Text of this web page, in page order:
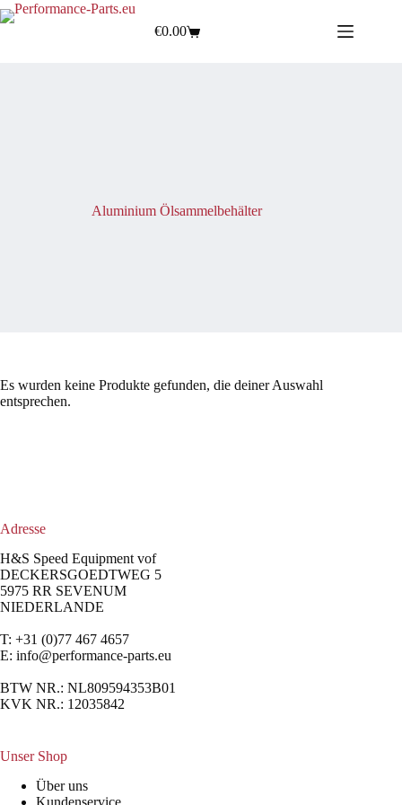
€0.00
Aluminium Ölsammelbehälter
Es wurden keine Produkte gefunden, die deiner Auswahl
entsprechen.
Adresse
H&S Speed Equipment vof
DECKERSGOEDTWEG 5
5975 RR SEVENUM
NIEDERLANDE
T: +31 (0)77 467 4657
E: info@performance-parts.eu
BTW NR.: NL809594353B01
KVK NR.: 12035842
Unser Shop
Über uns
Kundenservice